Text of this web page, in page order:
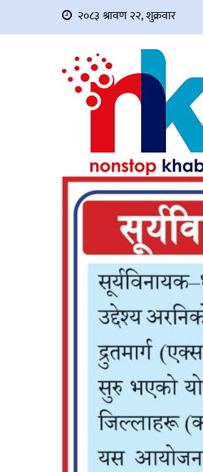
२०८३ श्रावण २२, शुक्रवार